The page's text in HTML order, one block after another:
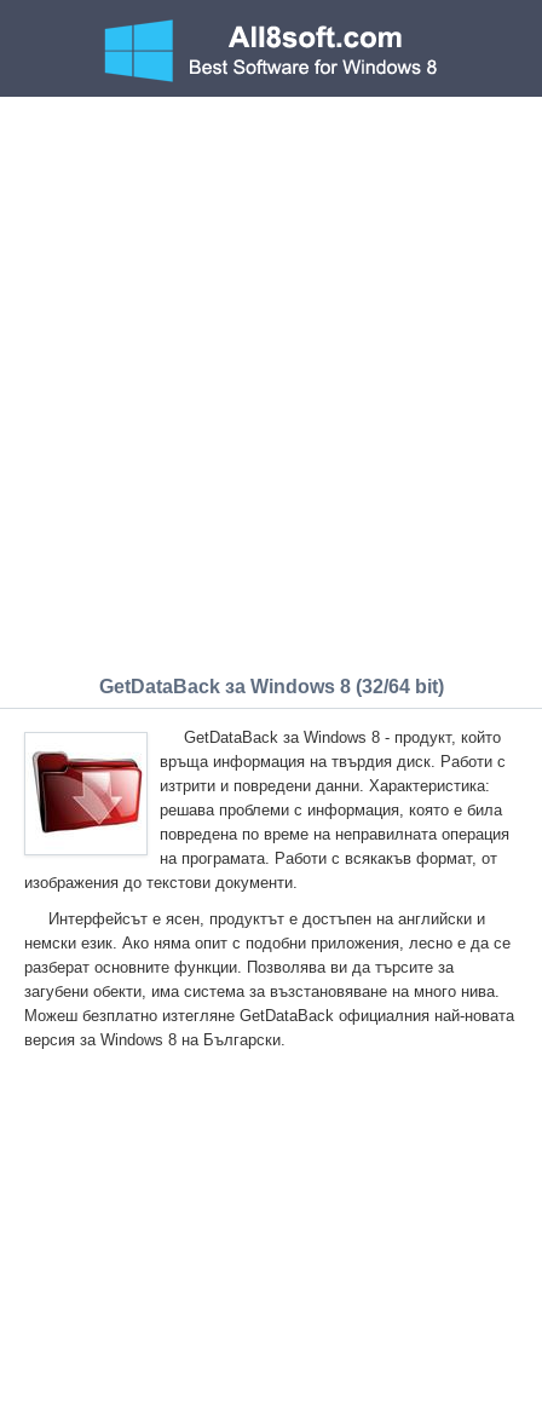
GetDataBack за Windows 8 (32/64 bit)
GetDataBack за Windows 8 - продукт, който
връща информация на твърдия диск. Работи с
изтрити и повредени данни. Характеристика:
решава проблеми с информация, която е била
повредена по време на неправилната операция
на програмата. Работи с всякакъв формат, от
изображения до текстови документи.
Интерфейсът е ясен, продуктът е достъпен на английски и
немски език. Ако няма опит с подобни приложения, лесно е да се
разберат основните функции. Позволява ви да търсите за
загубени обекти, има система за възстановяване на много нива.
Можеш безплатно изтегляне GetDataBack официалния най-новата
версия за Windows 8 на Български.